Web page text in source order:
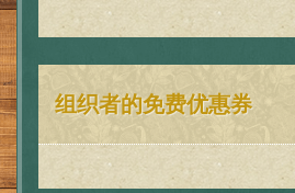
组织者的免费优惠券